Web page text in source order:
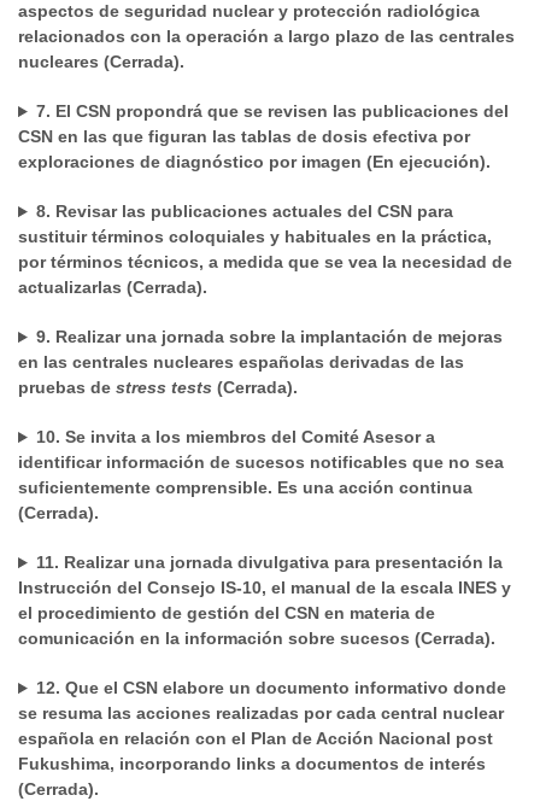
aspectos de seguridad nuclear y protección radiológica
relacionados con la operación a largo plazo de las centrales
nucleares (Cerrada).
7. El CSN propondrá que se revisen las publicaciones del
CSN en las que figuran las tablas de dosis efectiva por
exploraciones de diagnóstico por imagen (En ejecución).
8. Revisar las publicaciones actuales del CSN para
sustituir términos coloquiales y habituales en la práctica,
por términos técnicos, a medida que se vea la necesidad de
actualizarlas (Cerrada).
9. Realizar una jornada sobre la implantación de mejoras
en las centrales nucleares españolas derivadas de las
pruebas de stress tests (Cerrada).
10. Se invita a los miembros del Comité Asesor a
identificar información de sucesos notificables que no sea
suficientemente comprensible. Es una acción continua
(Cerrada).
11. Realizar una jornada divulgativa para presentación la
Instrucción del Consejo IS-10, el manual de la escala INES y
el procedimiento de gestión del CSN en materia de
comunicación en la información sobre sucesos (Cerrada).
12. Que el CSN elabore un documento informativo donde
se resuma las acciones realizadas por cada central nuclear
española en relación con el Plan de Acción Nacional post
Fukushima, incorporando links a documentos de interés
(Cerrada).